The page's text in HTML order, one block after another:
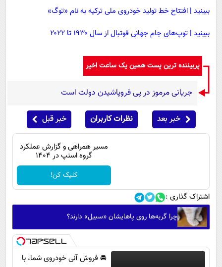
ببینید | افتتاح خط تولید خودروی ملی ترکیه به نام «توگ»
ببینید | توپ‌های جام جهانی فوتبال از سال ۱۹۳۰ تا ۲۰۲۲
پربیننده ترین پست همین یک ساعت اخیر
جریانی مرموز در پی فروپاشیدن دولت است
خبر بعد نظرات کاربران خبر قبل
مسیر همراهی و گزارش عملکرد
گروه اسنپ در ۱۴۰۴
کلیک کن!
اشتراک گذاری :
چرا گربه‌ها روی پاهایشان «سبیل» دارند؟
🚘 فروش آنی خودروی شما، با